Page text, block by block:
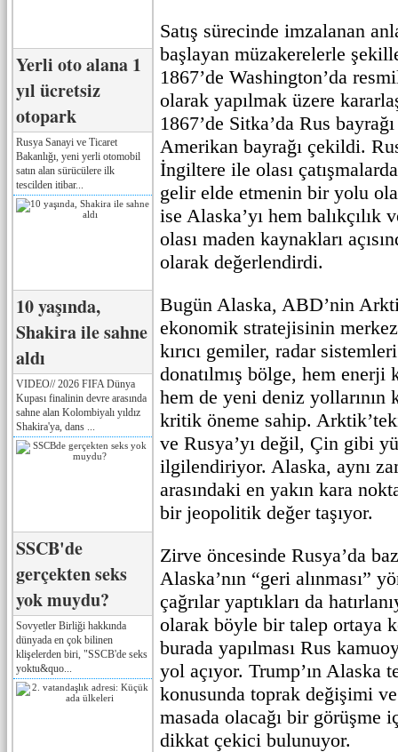
Yerli oto alana 1
yıl ücretsiz
otopark
Rusya Sanayi ve Ticaret
Bakanlığı, yeni yerli otomobil
satın alan sürücülere ilk
tescilden itibar...
10 yaşında,
Shakira ile sahne
aldı
VIDEO// 2026 FIFA Dünya
Kupası finalinin devre arasında
sahne alan Kolombiyalı yıldız
Shakira'ya, dans ...
SSCB'de
gerçekten seks
yok muydu?
Sovyetler Birliği hakkında
dünyada en çok bilinen
klişelerden biri, "SSCB'de seks
yoktu&quo...
Satış sürecinde imzalanan
başlayan müzakerelerle
1867’de Washington’da
olarak yapılmak üzere
1867’de Sitka’da Rus
Amerikan bayrağı çekildi.
İngiltere ile olası
gelir elde etmenin bir yolu
ise Alaska’yı hem
olası maden kaynakları
olarak değerlendirdi.
Bugün Alaska, ABD’nin
ekonomik stratejisinin
kırıcı gemiler, radar
donatılmış bölge, hem enerji
hem de yeni deniz yollarının
kritik öneme sahip.
ve Rusya’yı değil, Çin gibi
ilgilendiriyor. Alaska, aynı
arasındaki en yakın kara
bir jeopolitik değer taşıyor.
Zirve öncesinde Rusya’da
Alaska’nın “geri alınması”
çağrılar yaptıkları da
olarak böyle bir talep ortaya
burada yapılması Rus
yol açıyor. Trump’ın Alaska
konusunda toprak değişimi
masada olacağı bir görüşme
dikkat çekici bulunuyor.